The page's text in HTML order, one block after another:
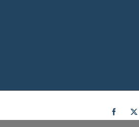
Facebook
X